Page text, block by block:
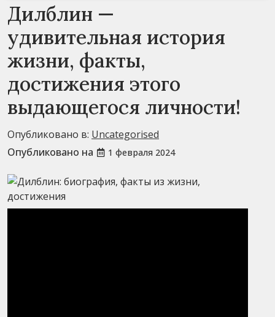
Дилблин —
удивительная история
жизни, факты,
достижения этого
выдающегося личности!
Опубликовано в: Uncategorised
Опубликовано на
1 февраля 2024